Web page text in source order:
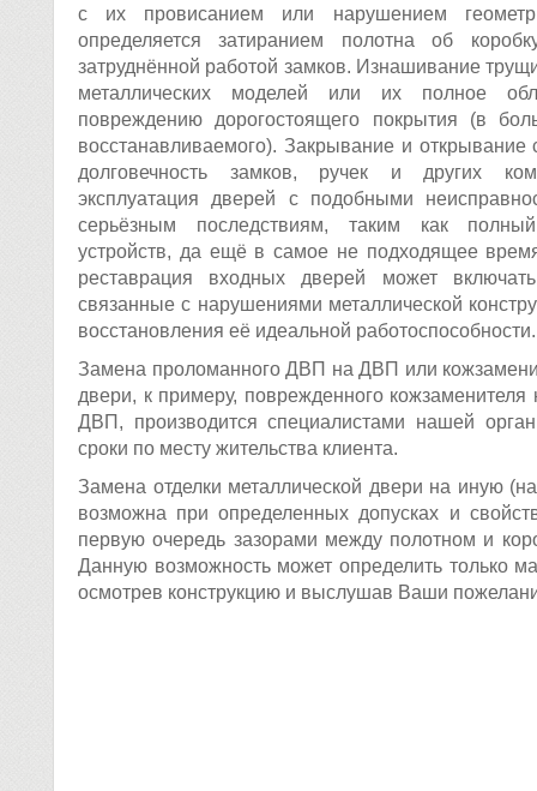
с их провисанием или нарушением
определяется затиранием полотна об
затруднённой работой замков. Изнашивание
металлических моделей или их полное
повреждению дорогостоящего покрытия (в
восстанавливаемого). Закрывание и открывание
долговечность замков, ручек и других
эксплуатация дверей с подобными
серьёзным последствиям, таким как
устройств, да ещё в самое не подходящее
реставрация входных дверей может
связанные с нарушениями металлической
восстановления её идеальной работоспособности.
Замена проломанного ДВП на ДВП или
двери, к примеру, поврежденного кожзаменителя
ДВП, производится специалистами нашей
сроки по месту жительства клиента.
Замена отделки металлической двери на иную
возможна при определенных допусках и
первую очередь зазорами между полотном и
Данную возможность может определить только
осмотрев конструкцию и выслушав Ваши